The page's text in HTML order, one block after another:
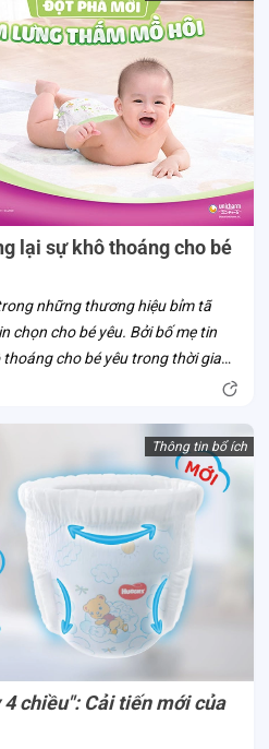
lại sự khô thoáng cho bé
những thương hiệu bỉm tã
chọn cho bé yêu. Bởi bố mẹ tin
cho bé yêu trong thời gian
sự sở hữu ưu điểm vượt trội
Thông tin bổ ích
chiều": Cải tiến mới của